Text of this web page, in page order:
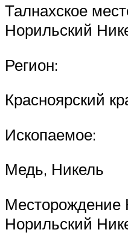
Талнахское
Норильский
Регион:
Красноярский
Ископаемое:
Медь, Никель
Норильский